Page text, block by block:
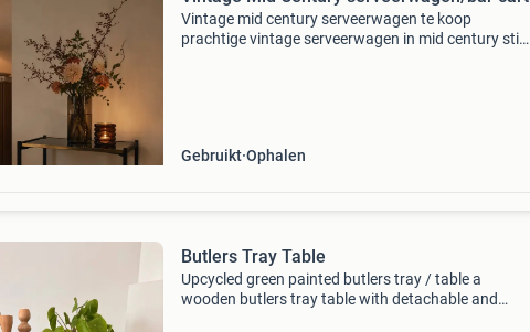
Vintage mid century serveerwagen te koop
prachtige vintage serveerwagen in mid century stijl,
Gebruikt Ophalen
Butlers Tray Table
Upcycled green painted butlers tray / table a
wooden butlers tray table with detachable and